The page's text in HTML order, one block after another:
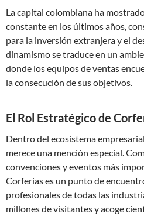
La capital colombiana ha
constante en los últimos años,
para la inversión extranjera y el
dinamismo se traduce en un
donde los equipos de ventas
la consecución de sus objetivos.
El Rol Estratégico de
Dentro del ecosistema
merece una mención especial.
convenciones y eventos más
Corferias es un punto de
profesionales de todas las
millones de visitantes y acoge